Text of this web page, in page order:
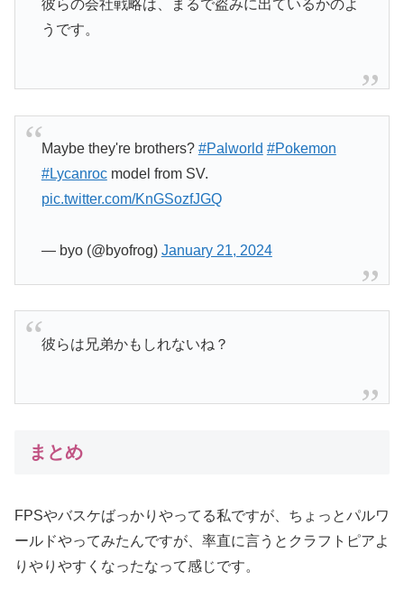
彼らの会社戦略は、まるで盗みに出ているかのよ
うです。
Maybe they're brothers? #Palworld #Pokemon
#Lycanrocmodel from SV.
pic.twitter.com/KnGSozfJGQ
— byo (@byofrog) January 21, 2024
彼らは兄弟かもしれないね？
まとめ
FPSやバスケばっかりやってる私ですが、ちょっとパルワ
ールドやってみたんですが、率直に言うとクラフトピアよ
りやりやすくなったなって感じです。